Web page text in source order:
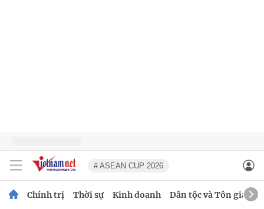
# ASEAN CUP 2026
Chính trị Thời sự Kinh doanh Dân tộc và Tôn giáo